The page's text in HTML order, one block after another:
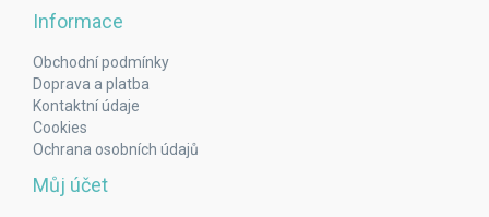
Informace
Obchodní podmínky
Doprava a platba
Kontaktní údaje
Cookies
Ochrana osobních údajů
Můj účet